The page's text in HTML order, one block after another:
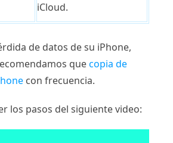
iCloud.
de datos de su iPhone,
quecopia de
con frecuencia.
los pasos del siguiente video: